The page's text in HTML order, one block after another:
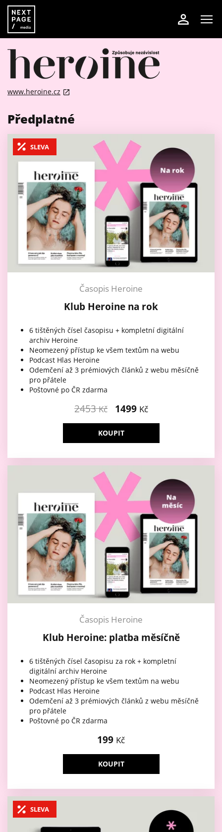
www.heroine.cz
Předplatné
SLEVA
Časopis Heroine
Klub Heroine na rok
6 tištěných čísel časopisu + kompletní digitální
archiv Heroine
Neomezený přístup ke všem textům na webu
Podcast Hlas Heroine
Odemčení až 3 prémiových článků z webu měsíčně
pro přátele
Poštovné po ČR zdarma
2453Kč 1499 Kč
KOUPIT
Časopis Heroine
Klub Heroine: platba měsíčně
6 tištěných čísel časopisu za rok + kompletní
digitální archiv Heroine
Neomezený přístup ke všem textům na webu
Podcast Hlas Heroine
Odemčení až 3 prémiových článků z webu měsíčně
pro přátele
Poštovné po ČR zdarma
199 Kč
KOUPIT
SLEVA